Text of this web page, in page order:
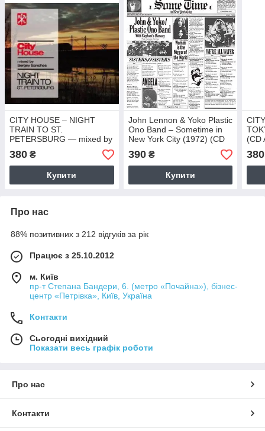
CITY HOUSE – NIGHT
TRAIN TO ST.
PETERSBURG — mixed by
Sergey San (CD Audio)
380 ₴
Купити
John Lennon & Yoko Plastic
Ono Band – Sometime in
New York City (1972) (CD
Audio)
390₴
Купити
(CD
380
Про нас
88% позитивних з 212 відгуків за рік
Працює з 25.10.2012
м. Київ
пр-т Степана Бандери, 6. (метро «Почайна»), бізнес-
центр «Петрівка», Київ, Україна
Контакти
Сьогодні вихідний
Показати весь графік роботи
Про нас
Контакти